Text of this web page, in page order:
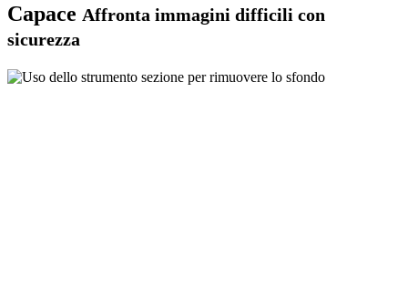
Capace Affronta immagini difficili con
sicurezza